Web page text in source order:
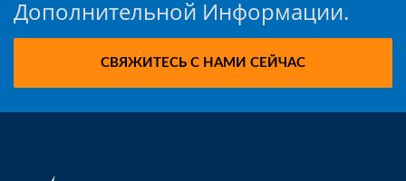
Дополнительной Информации.
СВЯЖИТЕСЬ С НАМИ СЕЙЧАС